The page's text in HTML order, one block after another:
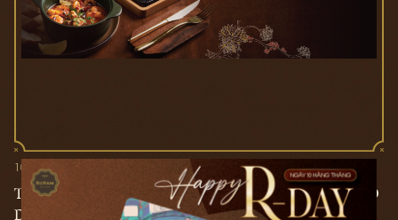
10/05/2024
TẬN HƯỞNG ƯU ĐÃI ĐỘC QUYỀN RUNAM REWARD
DAY